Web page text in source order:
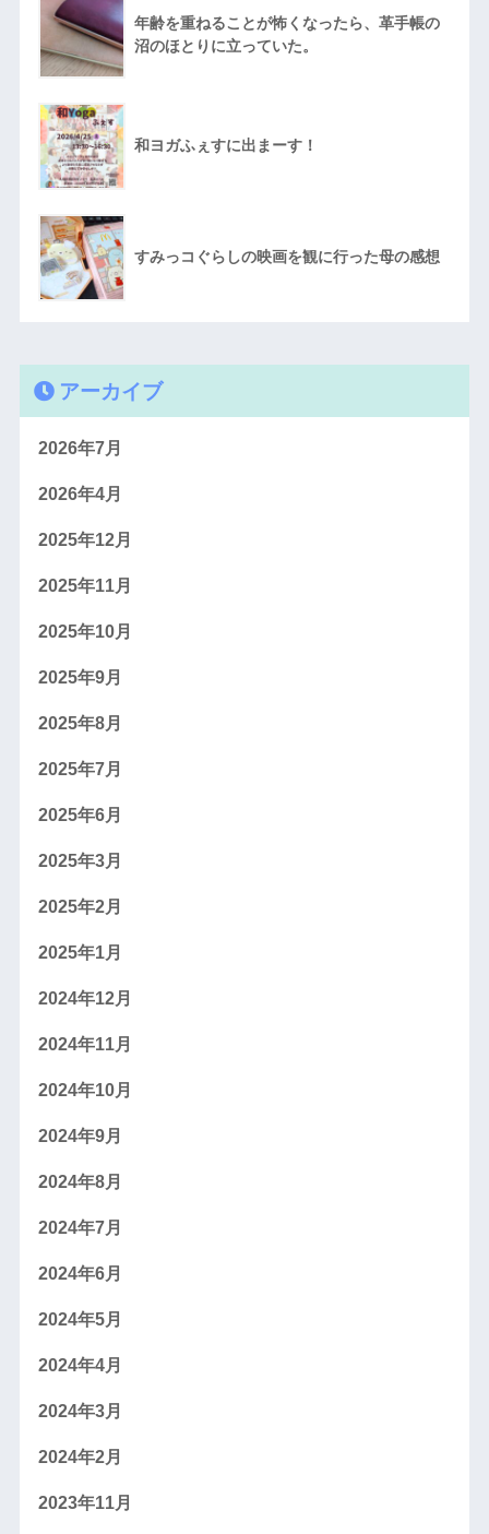
年齢を重ねることが怖くなったら、革手帳の
沼のほとりに立っていた。
和ヨガふぇすに出まーす！
すみっコぐらしの映画を観に行った母の感想
アーカイブ
2026年7月
2026年4月
2025年12月
2025年11月
2025年10月
2025年9月
2025年8月
2025年7月
2025年6月
2025年3月
2025年2月
2025年1月
2024年12月
2024年11月
2024年10月
2024年9月
2024年8月
2024年7月
2024年6月
2024年5月
2024年4月
2024年3月
2024年2月
2023年11月